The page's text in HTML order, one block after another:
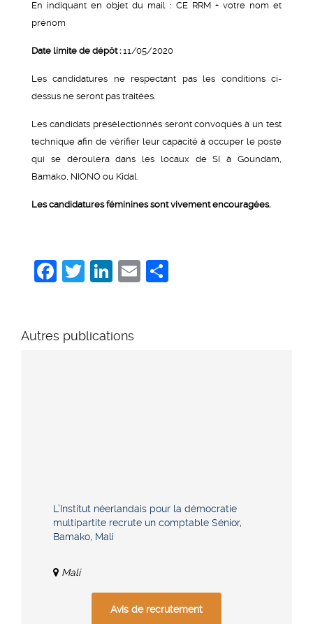
En indiquant en objet du mail : CE RRM + votre nom et
prénom
Date limite de dépôt :11/05/2020
Les candidatures ne respectant pas les conditions ci-
dessus ne seront pas traitées.
Les candidats présélectionnés seront convoqués à un test
technique afin de vérifier leur capacité à occuper le poste
qui se déroulera dans les locaux de SI à Goundam,
Bamako, NIONO ou Kidal.
Les candidatures féminines sont vivement encouragées.
Facebook
Twitter
LinkedIn
Email
Autres publications
L’Institut néerlandais pour la démocratie
multipartite recrute un comptable Sénior,
Bamako, Mali
Mali
Avis de recrutement